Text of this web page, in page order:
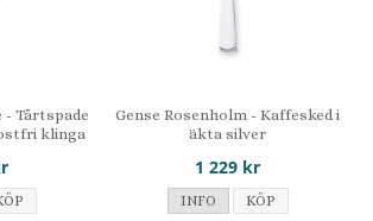
- Tårtspade
klinga
Gense Rosenholm - Kaffesked i
äkta silver
1 229 kr
INFO KÖP